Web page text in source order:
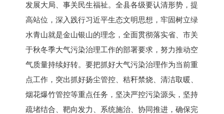
发展大局、事关民生福祉。全县各级要认清形势，提
高站位，深入践行习近平生态文明思想，牢固树立绿
水青山就是金山银山的理念，全面贯彻落实省、市关
于秋冬季大气污染治理工作的部署要求，努力推动空
气质量持续好转。要把抓好大气污染治理作为当前重
点工作，突出抓好扬尘管控、秸秆禁烧、清洁取暖、
烟花爆竹管控等重点任务，坚决严控污染源头，坚持
疏堵结合、靶向发力、系统施治、协同推进，确保完